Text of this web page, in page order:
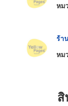
หม
ร้า
หม